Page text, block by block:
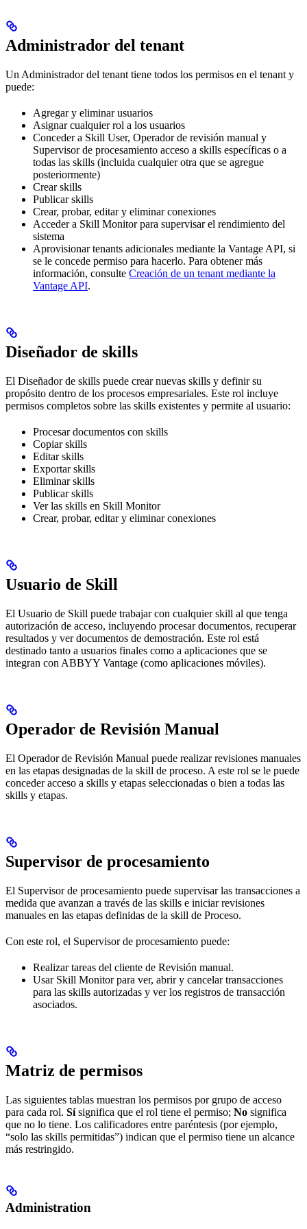
Administrador del tenant
Un Administrador del tenant tiene todos los permisos en el tenant y
puede:
Agregar y eliminar usuarios
Asignar cualquier rol a los usuarios
Conceder a Skill User, Operador de revisión manual y
Supervisor de procesamiento acceso a skills específicas o a
todas las skills (incluida cualquier otra que se agregue
posteriormente)
Crear skills
Publicar skills
Crear, probar, editar y eliminar conexiones
Acceder a Skill Monitor para supervisar el rendimiento del
sistema
Aprovisionar tenants adicionales mediante la Vantage API, si
se le concede permiso para hacerlo. Para obtener más
información, consulte Creación de un tenant mediante la
Vantage API.
Diseñador de skills
El Diseñador de skills puede crear nuevas skills y definir su
propósito dentro de los procesos empresariales. Este rol incluye
permisos completos sobre las skills existentes y permite al usuario:
Procesar documentos con skills
Copiar skills
Editar skills
Exportar skills
Eliminar skills
Publicar skills
Ver las skills en Skill Monitor
Crear, probar, editar y eliminar conexiones
Usuario de Skill
El Usuario de Skill puede trabajar con cualquier skill al que tenga
autorización de acceso, incluyendo procesar documentos, recuperar
resultados y ver documentos de demostración. Este rol está
destinado tanto a usuarios finales como a aplicaciones que se
integran con ABBYY Vantage (como aplicaciones móviles).
Operador de Revisión Manual
El Operador de Revisión Manual puede realizar revisiones manuales
en las etapas designadas de la skill de proceso. A este rol se le puede
conceder acceso a skills y etapas seleccionadas o bien a todas las
skills y etapas.
Supervisor de procesamiento
El Supervisor de procesamiento puede supervisar las transacciones a
medida que avanzan a través de las skills e iniciar revisiones
manuales en las etapas definidas de la skill de Proceso.
Con este rol, el Supervisor de procesamiento puede:
Realizar tareas del cliente de Revisión manual.
Usar Skill Monitor para ver, abrir y cancelar transacciones
para las skills autorizadas y ver los registros de transacción
asociados.
Matriz de permisos
Las siguientes tablas muestran los permisos por grupo de acceso
para cada rol. Sísignifica que el rol tiene el permiso; No significa
que no lo tiene. Los calificadores entre paréntesis (por ejemplo,
“solo las skills permitidas”) indican que el permiso tiene un alcance
más restringido.
Administration